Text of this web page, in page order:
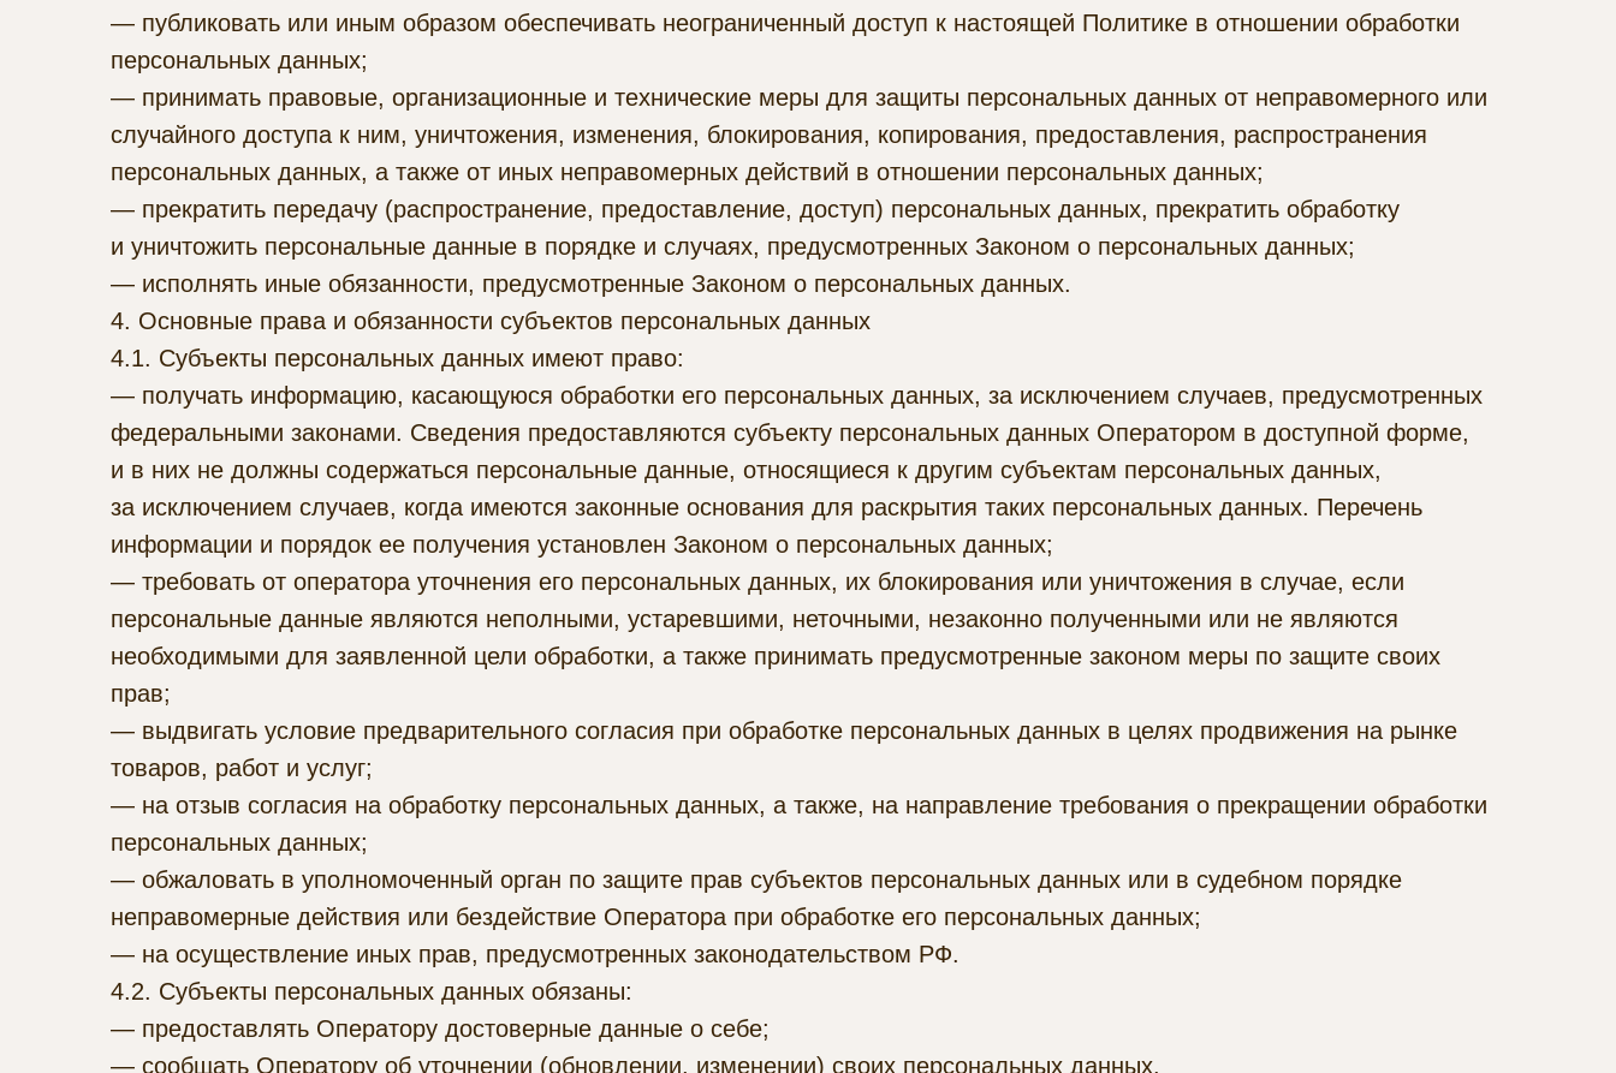
— публиковать или иным образом обеспечивать неограниченный доступ к настоящей Политике в отношении обработки
персональных данных;
— принимать правовые, организационные и технические меры для защиты персональных данных от неправомерного или
случайного доступа к ним, уничтожения, изменения, блокирования, копирования, предоставления, распространения
персональных данных, а также от иных неправомерных действий в отношении персональных данных;
— прекратить передачу (распространение, предоставление, доступ) персональных данных, прекратить обработку
и уничтожить персональные данные в порядке и случаях, предусмотренных Законом о персональных данных;
— исполнять иные обязанности, предусмотренные Законом о персональных данных.
4. Основные права и обязанности субъектов персональных данных
4.1. Субъекты персональных данных имеют право:
— получать информацию, касающуюся обработки его персональных данных, за исключением случаев, предусмотренных
федеральными законами. Сведения предоставляются субъекту персональных данных Оператором в доступной форме,
и в них не должны содержаться персональные данные, относящиеся к другим субъектам персональных данных,
за исключением случаев, когда имеются законные основания для раскрытия таких персональных данных. Перечень
информации и порядок ее получения установлен Законом о персональных данных;
— требовать от оператора уточнения его персональных данных, их блокирования или уничтожения в случае, если
персональные данные являются неполными, устаревшими, неточными, незаконно полученными или не являются
необходимыми для заявленной цели обработки, а также принимать предусмотренные законом меры по защите своих
прав;
— выдвигать условие предварительного согласия при обработке персональных данных в целях продвижения на рынке
товаров, работ и услуг;
— на отзыв согласия на обработку персональных данных, а также, на направление требования о прекращении обработки
персональных данных;
— обжаловать в уполномоченный орган по защите прав субъектов персональных данных или в судебном порядке
неправомерные действия или бездействие Оператора при обработке его персональных данных;
— на осуществление иных прав, предусмотренных законодательством РФ.
4.2. Субъекты персональных данных обязаны:
— предоставлять Оператору достоверные данные о себе;
— сообщать Оператору об уточнении (обновлении, изменении) своих персональных данных.